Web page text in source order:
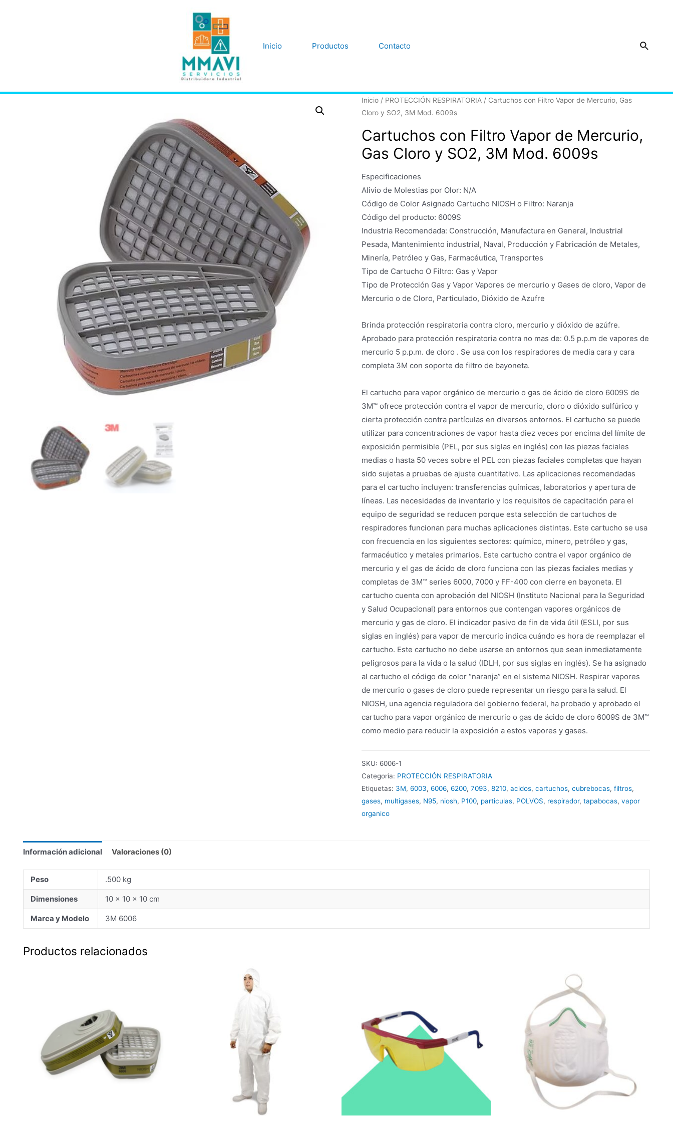
Inicio Productos Contacto Buscar
Inicio / PROTECCIÓN RESPIRATORIA / Cartuchos con Filtro Vapor de Mercurio, Gas
Cloro y SO2, 3M Mod. 6009s
Cartuchos con Filtro Vapor de Mercurio,
Gas Cloro y SO2, 3M Mod. 6009s
Especificaciones
Alivio de Molestias por Olor: N/A
Código de Color Asignado Cartucho NIOSH o Filtro: Naranja
Código del producto: 6009S
Industria Recomendada: Construcción, Manufactura en General, Industrial
Pesada, Mantenimiento industrial, Naval, Producción y Fabricación de Metales,
Minería, Petróleo y Gas, Farmacéutica, Transportes
Tipo de Cartucho O Filtro: Gas y Vapor
Tipo de Protección Gas y Vapor Vapores de mercurio y Gases de cloro, Vapor de
Mercurio o de Cloro, Particulado, Dióxido de Azufre
Brinda protección respiratoria contra cloro, mercurio y dióxido de azúfre.
Aprobado para protección respiratoria contra no mas de: 0.5 p.p.m de vapores de
mercurio 5 p.p.m. de cloro . Se usa con los respiradores de media cara y cara
completa 3M con soporte de filtro de bayoneta.
El cartucho para vapor orgánico de mercurio o gas de ácido de cloro 6009S de
3M™ ofrece protección contra el vapor de mercurio, cloro o dióxido sulfúrico y
cierta protección contra partículas en diversos entornos. El cartucho se puede
utilizar para concentraciones de vapor hasta diez veces por encima del límite de
exposición permisible (PEL, por sus siglas en inglés) con las piezas faciales
medias o hasta 50 veces sobre el PEL con piezas faciales completas que hayan
sido sujetas a pruebas de ajuste cuantitativo. Las aplicaciones recomendadas
para el cartucho incluyen: transferencias químicas, laboratorios y apertura de
líneas. Las necesidades de inventario y los requisitos de capacitación para el
equipo de seguridad se reducen porque esta selección de cartuchos de
respiradores funcionan para muchas aplicaciones distintas. Este cartucho se usa
con frecuencia en los siguientes sectores: químico, minero, petróleo y gas,
farmacéutico y metales primarios. Este cartucho contra el vapor orgánico de
mercurio y el gas de ácido de cloro funciona con las piezas faciales medias y
completas de 3M™ series 6000, 7000 y FF-400 con cierre en bayoneta. El
cartucho cuenta con aprobación del NIOSH (Instituto Nacional para la Seguridad
y Salud Ocupacional) para entornos que contengan vapores orgánicos de
mercurio y gas de cloro. El indicador pasivo de fin de vida útil (ESLI, por sus
siglas en inglés) para vapor de mercurio indica cuándo es hora de reemplazar el
cartucho. Este cartucho no debe usarse en entornos que sean inmediatamente
peligrosos para la vida o la salud (IDLH, por sus siglas en inglés). Se ha asignado
al cartucho el código de color “naranja” en el sistema NIOSH. Respirar vapores
de mercurio o gases de cloro puede representar un riesgo para la salud. El
NIOSH, una agencia reguladora del gobierno federal, ha probado y aprobado el
cartucho para vapor orgánico de mercurio o gas de ácido de cloro 6009S de 3M™
como medio para reducir la exposición a estos vapores y gases.
SKU: 6006-1
Categoría: PROTECCIÓN RESPIRATORIA
Etiquetas: 3M,6003,6006,6200,7093,8210,acidos,cartuchos,cubrebocas,filtros,
gases, multigases, N95, niosh, P100, particulas, POLVOS, respirador,tapabocas,vapor
organico
Información adicional Valoraciones (0)
Peso .500 kg
Dimensiones 10 × 10 × 10 cm
Marca y Modelo 3M 6006
Productos relacionados